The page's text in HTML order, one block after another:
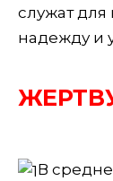
служат
надежду и
В